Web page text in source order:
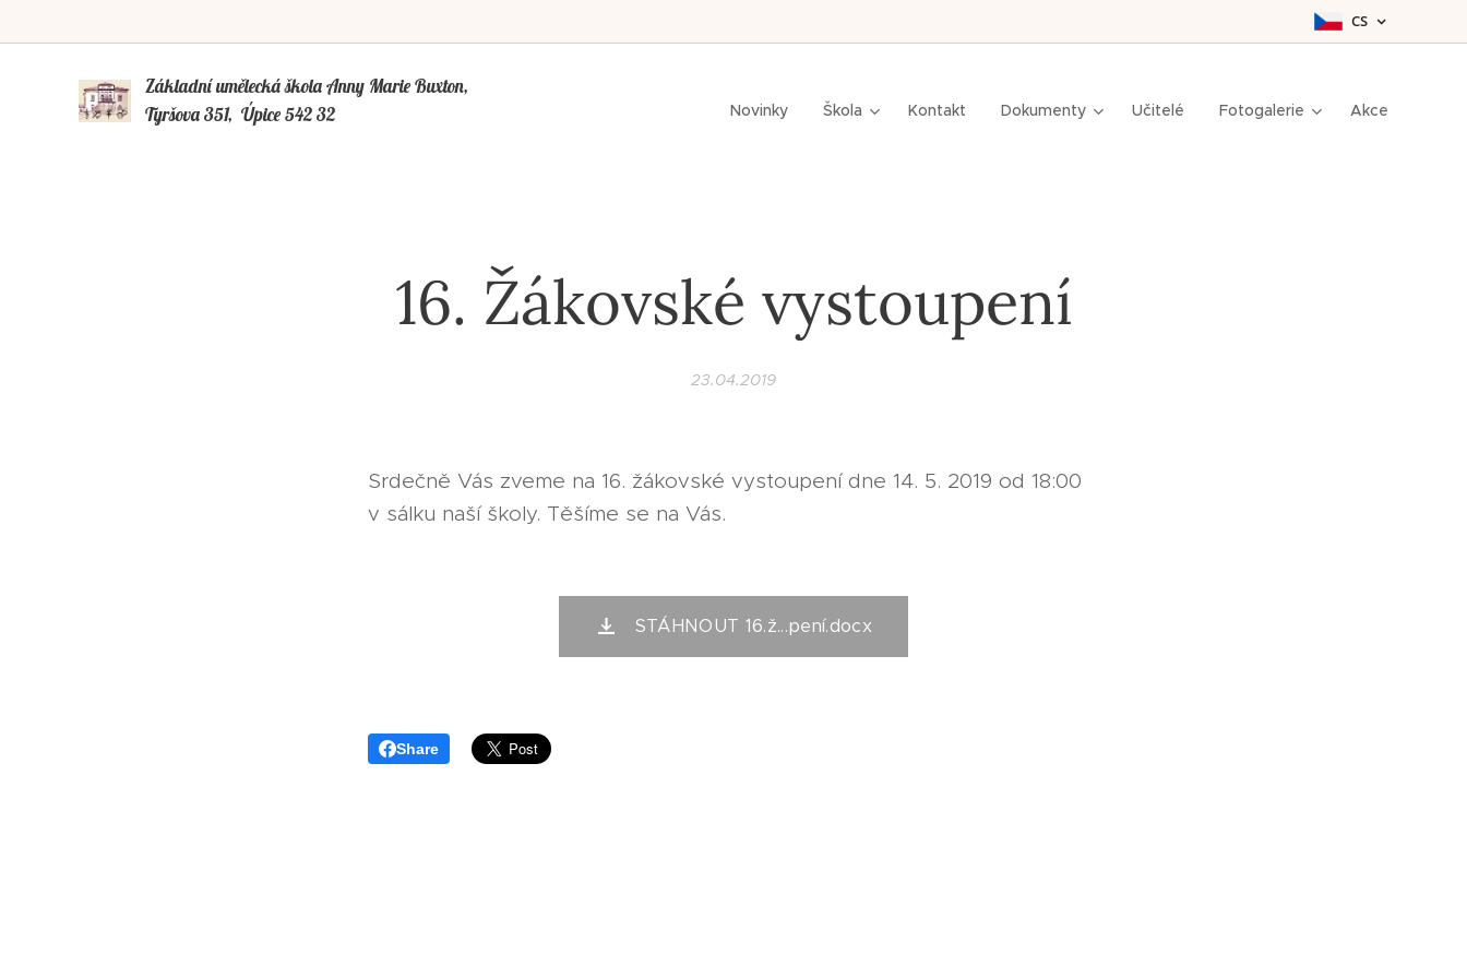
CS
Základní umělecká škola Anny Marie Buxton,
Tyršova 351, Úpice 542 32
Novinky Škola Kontakt Dokumenty Učitelé Fotogalerie Akce
16. Žákovské vystoupení
23.04.2019
Srdečně Vás zveme na 16. žákovské vystoupení dne 14. 5. 2019 od 18:00
v sálku naší školy. Těšíme se na Vás.
STÁHNOUT 16.ž...pení.docx
Share